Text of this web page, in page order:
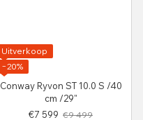
Uitverkoop
−20%
Conway Ryvon ST 10.0 S /40
cm /29"
€7 599 €9 499